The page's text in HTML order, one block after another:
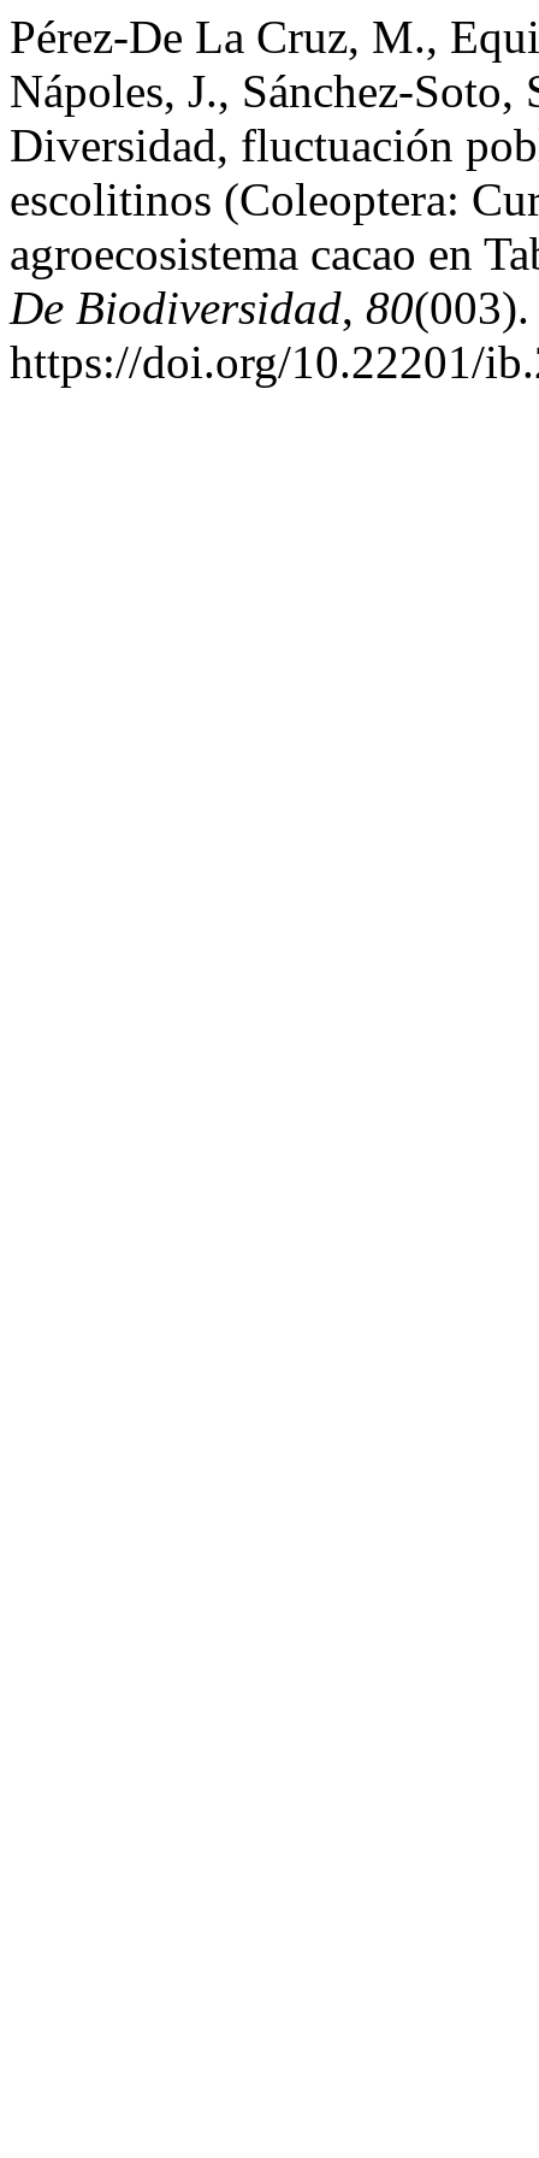
Pérez-De La Cruz, M.,
Nápoles, J., Sánchez-
Diversidad, fluctuación
escolitinos (Coleoptera:
agroecosistema cacao en
De Biodiversidad, 80(003).
https://doi.org/10.22201/